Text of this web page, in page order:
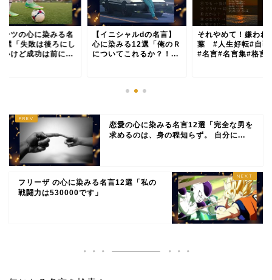
ーツの心に染みる名
選「失敗は後ろにし
いけど成功は前に...
【イニシャルdの名言】
心に染みる12選「俺のＲ
についてこれるか？！...
それやめて！嫌われ
葉 #人生好転#自己
#名言#名言集#格言
恋愛の心に染みる名言12選「完全な男を
求めるのは、身の程知らず。 自分に...
フリーザ の心に染みる名言12選「私の
戦闘力は530000です」